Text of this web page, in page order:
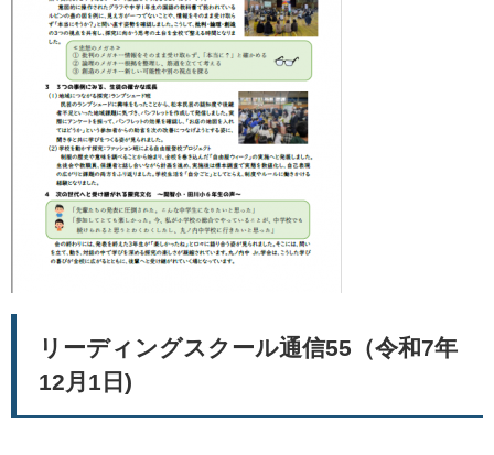
リーディングスクール通信55（令和7年
12月1日)